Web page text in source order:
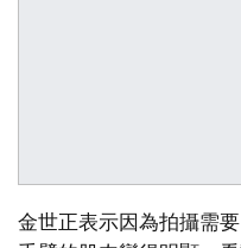
金世正表示因為拍攝需